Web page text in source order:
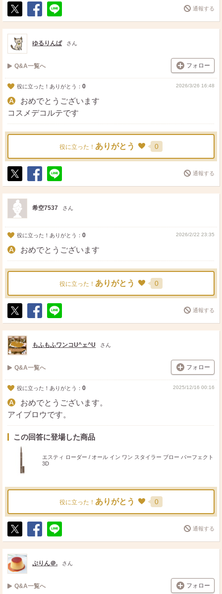
ポ
ス
ト
シ
ェ
送
る
通報する
ゆるりんぱ さん
Q&A一覧へ フォロー
役に立った！ありがとう： 0 2026/3/26 16:48
おめでとうございます
コスメデコルテです
役に立った！ ありがとう 0
ポ
ス
ト
シ
ェ
送
る
通報する
希空7537 さん
役に立った！ありがとう： 0 2026/2/22 23:35
おめでとうございます
役に立った！ ありがとう 0
ポ
ス
ト
シ
ェ
送
る
通報する
もふもふワンコU^ェ^U さん
Q&A一覧へ フォロー
役に立った！ありがとう： 0 2025/12/16 00:16
おめでとうございます。
アイブロウです。
この回答に登場した商品
エスティ ローダー / オール イン ワン スタイラー ブロー パーフェクト
3D
役に立った！ ありがとう 0
ポ
ス
ト
シ
ェ
送
る
通報する
ぷりん＠. さん
Q&A一覧へ フォロー